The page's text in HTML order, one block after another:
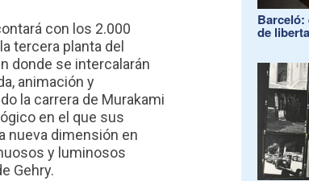
con los 2.000
tercera planta del
donde se intercalarán
animación y
la carrera de Murakami
en el que sus
nueva dimensión en
y luminosos
Gehry.
de